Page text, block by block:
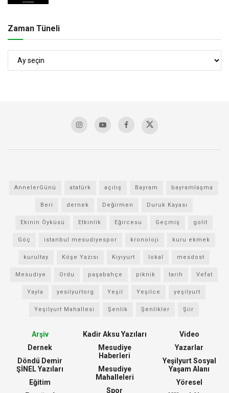
Zaman Tüneli
Tüneli
AnnelerGünü atatürk açılış Bayram bayramlaşma
Beri dernek Değirmen Duruk Kayası
Ekinin Öyküsü Etkinlik Eğircesu Geçmiş golit
Göç istanbul mesudiyespor kronoloji kuru ekmek
kurultay Köşe Yazısı Kıyıyurt lokal mesdost
Mesudiye Ordu paşabahçe piknik tarih Vefat
Yayla yesilyurtorg Yeşil Yeşilce yeşilyurt
Yeşilyurt Mahallesi Şenlik Şenlikler Şiir
Arşiv
Dernek
Döndü Demir
ŞİNEL Yazıları
Eğitim
Kadir Aksu Yazıları
Mesudiye
Haberleri
Mesudiye
Mahalleleri
Spor
Video
Yazarlar
Yeşilyurt Sosyal
Yaşam Alanı
Yöresel